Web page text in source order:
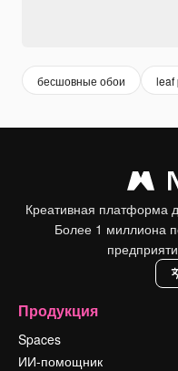
бесшовные обои leaf
Креативная платформа
Более 1 миллиона
Продукция
Spaces
ИИ-помощник